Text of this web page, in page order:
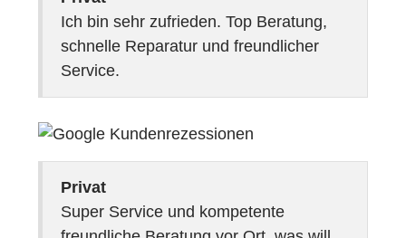
Ich bin sehr zufrieden. Top Beratung,
schnelle Reparatur und freundlicher
Service.
Privat
Super Service und kompetente